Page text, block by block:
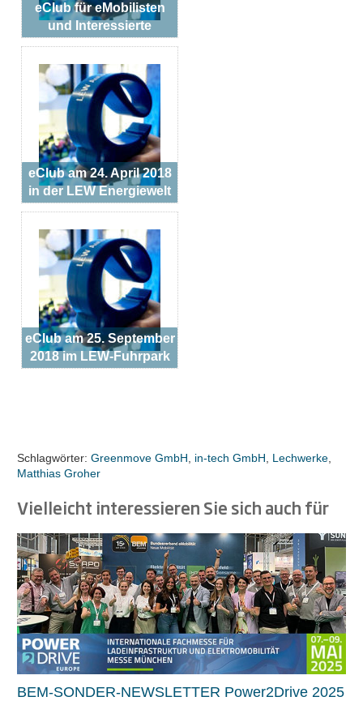
eClub für eMobilisten
und Interessierte
eClub am 24. April 2018
in der LEW Energiewelt
eClub am 25. September
2018 im LEW-Fuhrpark
Schlagwörter: Greenmove GmbH, in-tech GmbH, Lechwerke,
Matthias Groher
Vielleicht interessieren Sie sich auch für
BEM-SONDER-NEWSLETTER Power2Drive 2025